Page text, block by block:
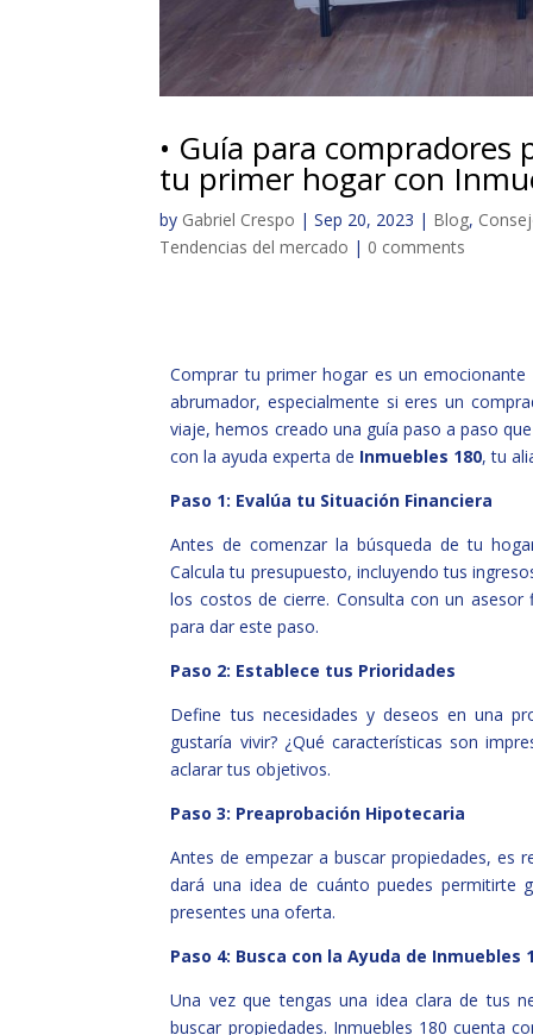
• Guía para compradores
tu primer hogar con
by Gabriel Crespo |Sep 20, 2023 | Blog,
Tendencias del mercado | 0 comments
Comprar tu primer hogar es un
abrumador, especialmente si eres un
viaje, hemos creado una guía paso a paso
con la ayuda experta de Inmuebles 180, tu
Paso 1: Evalúa tu Situación Financiera
Antes de comenzar la búsqueda de tu
Calcula tu presupuesto, incluyendo tus
los costos de cierre. Consulta con un
para dar este paso.
Paso 2: Establece tus Prioridades
Define tus necesidades y deseos en una
gustaría vivir? ¿Qué características son
aclarar tus objetivos.
Paso 3: Preaprobación Hipotecaria
Antes de empezar a buscar propiedades, es
dará una idea de cuánto puedes permitirte
presentes una oferta.
Paso 4: Busca con la Ayuda de Inmuebles
Una vez que tengas una idea clara de tus
buscar propiedades. Inmuebles 180 cuenta